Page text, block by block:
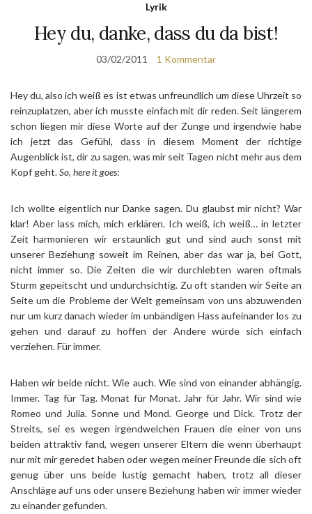
Lyrik
Hey du, danke, dass du da bist!
03/02/2011 1 Kommentar
Hey du, also ich weiß es ist etwas unfreundlich um diese Uhrzeit so
reinzuplatzen, aber ich musste einfach mit dir reden. Seit längerem
schon liegen mir diese Worte auf der Zunge und irgendwie habe
ich jetzt das Gefühl, dass in diesem Moment der richtige
Augenblick ist, dir zu sagen, was mir seit Tagen nicht mehr aus dem
Kopf geht.So, here it goes:
Ich wollte eigentlich nur Danke sagen. Du glaubst mir nicht? War
klar! Aber lass mich, mich erklären. Ich weiß, ich weiß… in letzter
Zeit harmonieren wir erstaunlich gut und sind auch sonst mit
unserer Beziehung soweit im Reinen, aber das war ja, bei Gott,
nicht immer so. Die Zeiten die wir durchlebten waren oftmals
Sturm gepeitscht und undurchsichtig. Zu oft standen wir Seite an
Seite um die Probleme der Welt gemeinsam von uns abzuwenden
nur um kurz danach wieder im unbändigen Hass aufeinander los zu
gehen und darauf zu hoffen der Andere würde sich einfach
verziehen. Für immer.
Haben wir beide nicht. Wie auch. Wie sind von einander abhängig.
Immer. Tag für Tag. Monat für Monat. Jahr für Jahr. Wir sind wie
Romeo und Julia. Sonne und Mond. George und Dick. Trotz der
Streits, sei es wegen irgendwelchen Frauen die einer von uns
beiden attraktiv fand, wegen unserer Eltern die wenn überhaupt
nur mit mir geredet haben oder wegen meiner Freunde die sich oft
genug über uns beide lustig gemacht haben, trotz all dieser
Anschläge auf uns oder unsere Beziehung haben wir immer wieder
zu einander gefunden.